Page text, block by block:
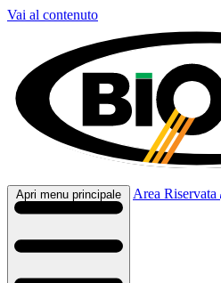
Vai al contenuto
Apri menu principale Area Riservata